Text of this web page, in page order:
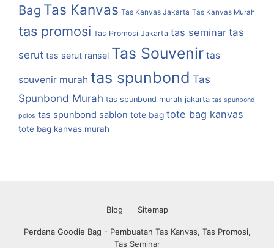
Bag Tas Kanvas Tas Kanvas Jakarta Tas Kanvas Murah
tas promosi Tas Promosi Jakarta tas seminar tas
serut tas serut ransel Tas Souvenir tas
souvenir murah tas spunbond Tas
Spunbond Murah tas spunbond murah jakarta tas spunbond
polos tas spunbond sablon tote bag tote bag kanvas
tote bag kanvas murah
Blog Sitemap
Perdana Goodie Bag - Pembuatan Tas Kanvas, Tas Promosi,
Tas Seminar